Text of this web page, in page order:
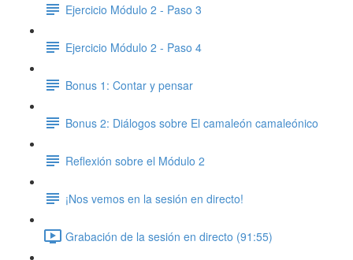
Ejercicio Módulo 2 - Paso 3
Ejercicio Módulo 2 - Paso 4
Bonus 1: Contar y pensar
Bonus 2: Diálogos sobre El camaleón camaleónico
Reflexión sobre el Módulo 2
¡Nos vemos en la sesión en directo!
Grabación de la sesión en directo (91:55)